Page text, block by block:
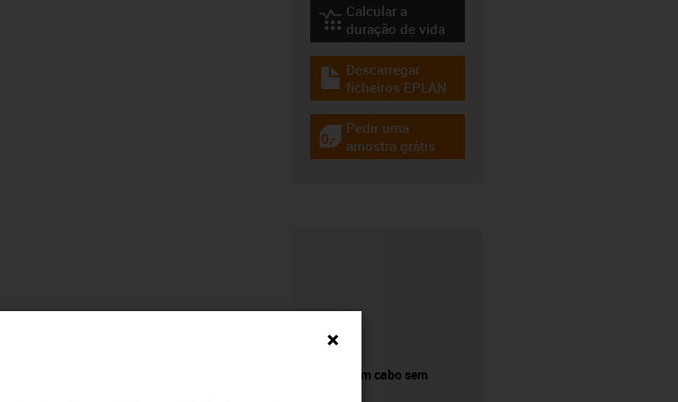
igus-icon-lebensdauerrechner
Calcular a
duração de vida
igus-icon-download-plan
Descarregar
ficheiros EPLAN
igus-icon-gratismuster
Pedir uma
amostra grátis
Comprar um cabo sem